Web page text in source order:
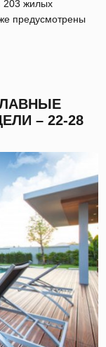
203 жилых
предусмотрены
– 22-28